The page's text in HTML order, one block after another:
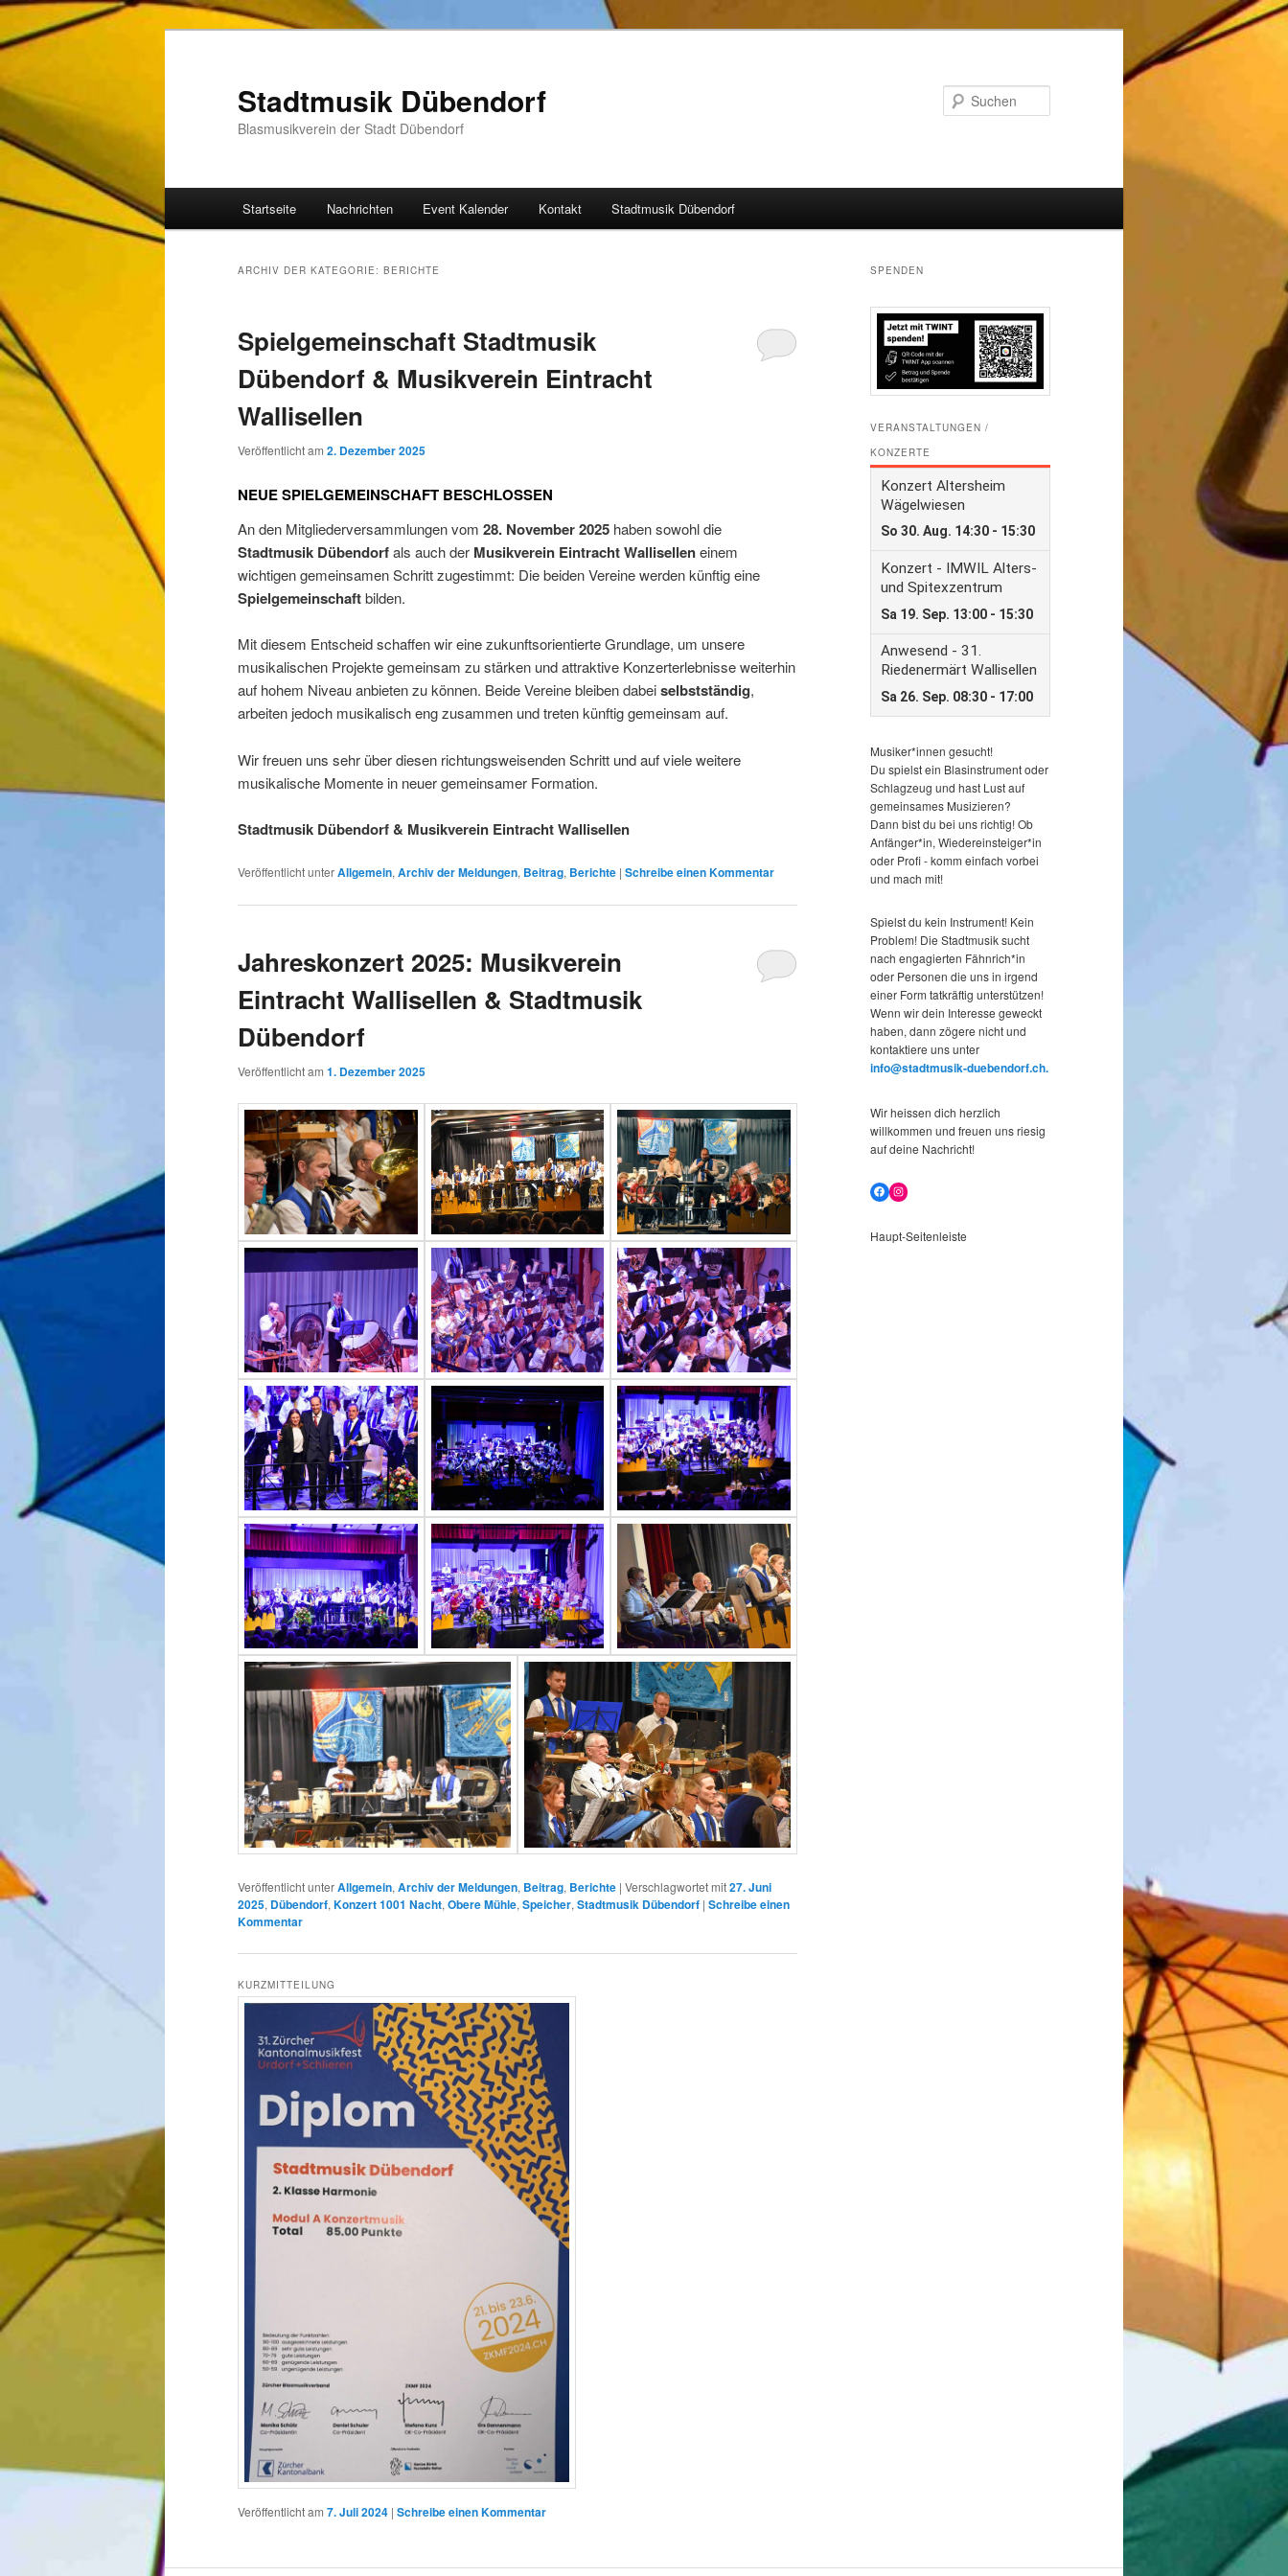
Zum
Zum
wechseln
Stadtmusik Dübendorf
Blasmusikverein der Stadt Dübendorf
Startseite Nachrichten Event Kalender Kontakt Stadtmusik Dübendorf
ARCHIV DER KATEGORIE: BERICHTE
Spielgemeinschaft Stadtmusik
Dübendorf & Musikverein Eintracht
Wallisellen
Veröffentlicht am 2. Dezember 2025
NEUE SPIELGEMEINSCHAFT BESCHLOSSEN
An den Mitgliederversammlungen vom 28. November 2025 haben sowohl die
Stadtmusik Dübendorfals auch der Musikverein Eintracht Walliselleneinem
wichtigen gemeinsamen Schritt zugestimmt: Die beiden Vereine werden künftig eine
Spielgemeinschaftbilden.
Mit diesem Entscheid schaffen wir eine zukunftsorientierte Grundlage, um unsere
musikalischen Projekte gemeinsam zu stärken und attraktive Konzerterlebnisse weiterhin
auf hohem Niveau anbieten zu können. Beide Vereine bleiben dabeiselbstständig,
arbeiten jedoch musikalisch eng zusammen und treten künftig gemeinsam auf.
Wir freuen uns sehr über diesen richtungsweisenden Schritt und auf viele weitere
musikalische Momente in neuer gemeinsamer Formation.
Stadtmusik Dübendorf & Musikverein Eintracht Wallisellen
Veröffentlicht unterAllgemein, Archiv der Meldungen, Beitrag, Berichte | Schreibe einen Kommentar
Jahreskonzert 2025: Musikverein
Eintracht Wallisellen & Stadtmusik
Dübendorf
Veröffentlicht am 1. Dezember 2025
Veröffentlicht unterAllgemein, Archiv der Meldungen, Beitrag, Berichte | Verschlagwortet mit27. Juni
2025, Dübendorf, Konzert 1001 Nacht, Obere Mühle, Speicher, Stadtmusik Dübendorf | Schreibe einen
Kommentar
KURZMITTEILUNG
Veröffentlicht am 7. Juli 2024 | Schreibe einen Kommentar
SPENDEN
VERANSTALTUNGEN /
KONZERTE
Musiker*innen gesucht!
Du spielst ein Blasinstrument oder
Schlagzeug und hast Lust auf
gemeinsames Musizieren?
Dann bist du bei uns richtig! Ob
Anfänger*in, Wiedereinsteiger*in
oder Profi - komm einfach vorbei
und mach mit!
Spielst du kein Instrument! Kein
Problem! Die Stadtmusik sucht
nach engagierten Fähnrich*in
oder Personen die uns in irgend
einer Form tatkräftig unterstützen!
Wenn wir dein Interesse geweckt
haben, dann zögere nicht und
kontaktiere uns unter
info@stadtmusik-duebendorf.ch.
Wir heissen dich herzlich
willkommen und freuen uns riesig
auf deine Nachricht!
Facebook
Instagram
Haupt-Seitenleiste